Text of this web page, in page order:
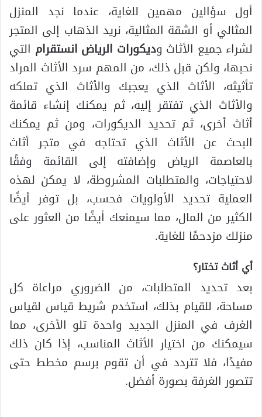
أول سؤالين مهمين للغاية، عندما نجد المنزل
المثالي أو الشقة المثالية، نريد الذهاب إلى المتجر
لشراء جميع الأثاث وديكورات الرياض انستقرام التي
نحبها، ولكن قبل ذلك، من المهم سرد الأثاث المراد
تأثيثه، الأثاث الذي يعجبك والأثاث الذي تملكه
والأثاث الذي تفتقر إليه، ثم يمكنك إنشاء قائمة
أثاث أخرى، ثم تحديد الديكورات، ومن ثم يمكنك
البحث عن الأثاث الذي تحتاجه في متجر أثاث
بالعاصمة الرياض وإضافته إلى القائمة وفقًا
لاحتياجات، والمتطلبات المشروطة، لا يمكن لهذه
العملية تحديد الأولويات فحسب، بل توفر أيضًا
الكثير من المال، مما سيمنعك أيضًا من العثور على
منزلك مزدحمًا للغاية.
أي أثاث تختار؟
بعد تحديد المتطلبات، من الضروري مراعاة كل
مساحة، للقيام بذلك، استخدم شريط قياس لقياس
الغرف في المنزل الجديد واحدة تلو الأخرى، مما
سيمكنك من اختيار الأثاث المناسب، إذا كان ذلك
مفيدًا، فلا تتردد في أن تقوم برسم مخطط حتى
تتصور الغرفة بصورة أفضل.